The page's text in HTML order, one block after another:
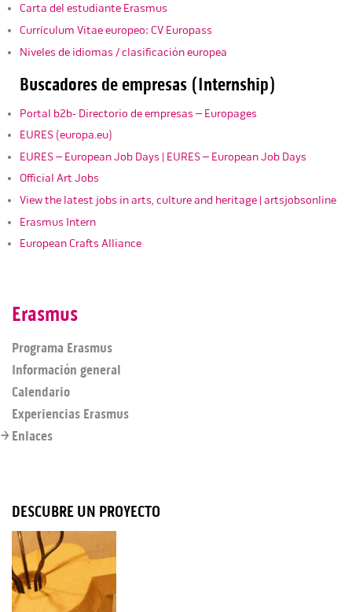
Carta del estudiante Erasmus
Currículum Vitae europeo: CV Europass
Niveles de idiomas / clasificación europea
Buscadores de empresas (Internship)
Portal b2b- Directorio de empresas – Europages
EURES (europa.eu)
EURES – European Job Days | EURES – European Job Days
Official Art Jobs
View the latest jobs in arts, culture and heritage | artsjobsonline
Erasmus Intern
European Crafts Alliance
Erasmus
Programa Erasmus
Información general
Calendario
Experiencias Erasmus
Enlaces
DESCUBRE UN PROYECTO